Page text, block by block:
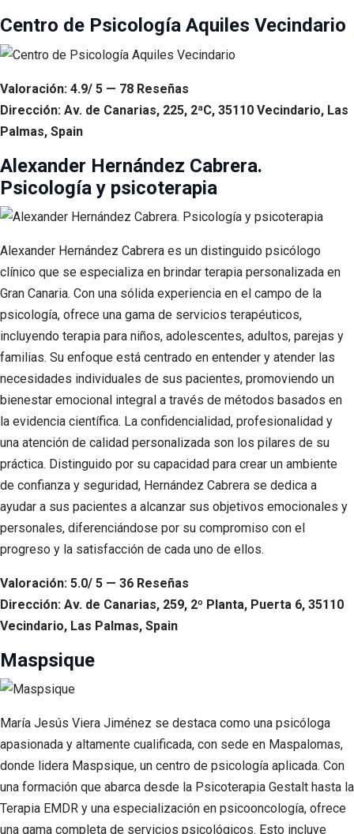
Centro de Psicología Aquiles Vecindario
Valoración: 4.9/ 5 — 78 Reseñas
Dirección: Av. de Canarias, 225, 2ªC, 35110 Vecindario, Las
Palmas, Spain
Alexander Hernández Cabrera.
Psicología y psicoterapia
Alexander Hernández Cabrera es un distinguido psicólogo
clínico que se especializa en brindar terapia personalizada en
Gran Canaria. Con una sólida experiencia en el campo de la
psicología, ofrece una gama de servicios terapéuticos,
incluyendo terapia para niños, adolescentes, adultos, parejas y
familias. Su enfoque está centrado en entender y atender las
necesidades individuales de sus pacientes, promoviendo un
bienestar emocional integral a través de métodos basados en
la evidencia científica. La confidencialidad, profesionalidad y
una atención de calidad personalizada son los pilares de su
práctica. Distinguido por su capacidad para crear un ambiente
de confianza y seguridad, Hernández Cabrera se dedica a
ayudar a sus pacientes a alcanzar sus objetivos emocionales y
personales, diferenciándose por su compromiso con el
progreso y la satisfacción de cada uno de ellos.
Valoración: 5.0/ 5 — 36 Reseñas
Dirección: Av. de Canarias, 259, 2º Planta, Puerta 6, 35110
Vecindario, Las Palmas, Spain
Maspsique
María Jesús Viera Jiménez se destaca como una psicóloga
apasionada y altamente cualificada, con sede en Maspalomas,
donde lidera Maspsique, un centro de psicología aplicada. Con
una formación que abarca desde la Psicoterapia Gestalt hasta la
Terapia EMDR y una especialización en psicooncología, ofrece
una gama completa de servicios psicológicos. Esto incluye